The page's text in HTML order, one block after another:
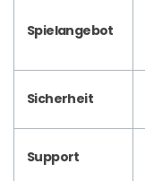
Spielangebot
Sicherheit
Support